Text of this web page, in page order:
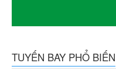
TUYẾN BAY PHỔ BIẾN